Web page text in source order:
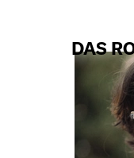
DAS